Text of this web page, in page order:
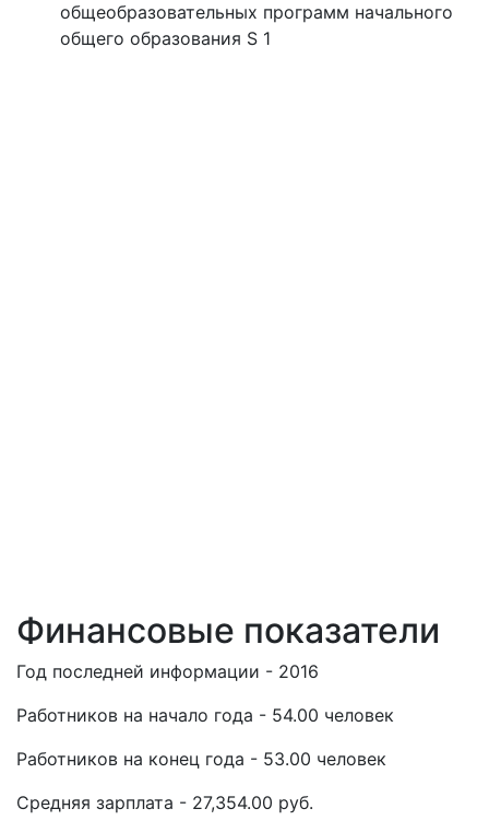
общеобразовательных программ начального
общего образования S 1
Финансовые показатели
Год последней информации - 2016
Работников на начало года - 54.00 человек
Работников на конец года - 53.00 человек
Средняя зарплата - 27,354.00 руб.